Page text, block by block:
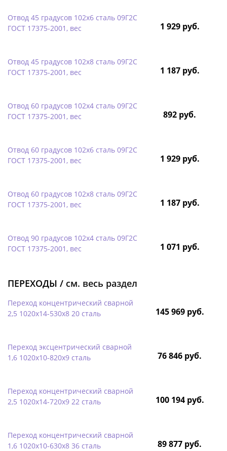
Отвод 45 градусов 102х6 сталь 09Г2С
ГОСТ 17375-2001, вес
1 929 руб.
Отвод 45 градусов 102х8 сталь 09Г2С
ГОСТ 17375-2001, вес
1 187 руб.
Отвод 60 градусов 102х4 сталь 09Г2С
ГОСТ 17375-2001, вес
892 руб.
Отвод 60 градусов 102х6 сталь 09Г2С
ГОСТ 17375-2001, вес
1 929 руб.
Отвод 60 градусов 102х8 сталь 09Г2С
ГОСТ 17375-2001, вес
1 187 руб.
Отвод 90 градусов 102х4 сталь 09Г2С
ГОСТ 17375-2001, вес
1 071 руб.
ПЕРЕХОДЫ / см. весь раздел
Переход концентрический сварной
2,5 1020х14-530х8 20 сталь
145 969 руб.
Переход эксцентрический сварной
1,6 1020х10-820х9 сталь
76 846 руб.
Переход концентрический сварной
2,5 1020х14-720х9 22 сталь
100 194 руб.
Переход концентрический сварной
1,6 1020х10-630х8 36 сталь
89 877 руб.